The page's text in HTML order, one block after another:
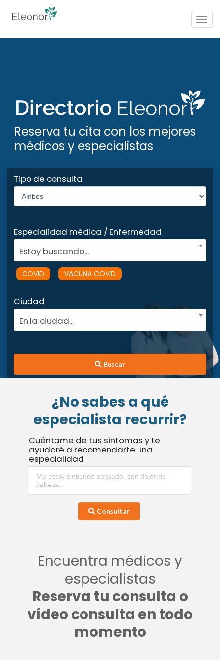
Reserva tu cita con los mejores
médicos y especialistas
Tipo de consulta
Especialidad médica / Enfermedad
Estoy buscando...
COVID VACUNA COVID
Ciudad
En la ciudad...
Buscar
¿No sabes a qué
especialista recurrir?
Cuéntame de tus síntomas y te
ayudaré a recomendarte una
especialidad
Consultar
Encuentra médicos y
especialistas
Reserva tu consulta o
vídeo consulta en todo
momento